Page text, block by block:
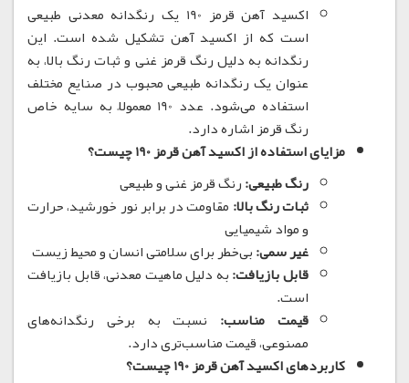
اکسید آهن قرمز 190 یک رنگدانه معدنی طبیعی
است که از اکسید آهن تشکیل شده است. این
رنگدانه به دلیل رنگ قرمز غنی و ثبات رنگ بالا، به
عنوان یک رنگدانه طبیعی محبوب در صنایع مختلف
استفاده می‌شود.
عدد 190 معمولاً به سایه خاص
رنگ قرمز اشاره دارد.
مزایای استفاده از اکسید آهن قرمز 190 چیست؟
رنگ طبیعی:رنگ قرمز غنی و طبیعی
ثبات رنگ بالا: مقاومت در برابر نور خورشید، حرارت
و مواد شیمیایی
غیر سمی:بی‌خطر برای سلامتی انسان و محیط زیست
قابل بازیافت:به دلیل ماهیت معدنی، قابل بازیافت
است.
قیمت مناسب: نسبت به برخی رنگدانه‌های
مصنوعی، قیمت مناسب‌تری دارد.
کاربردهای اکسید آهن قرمز 190 چیست؟